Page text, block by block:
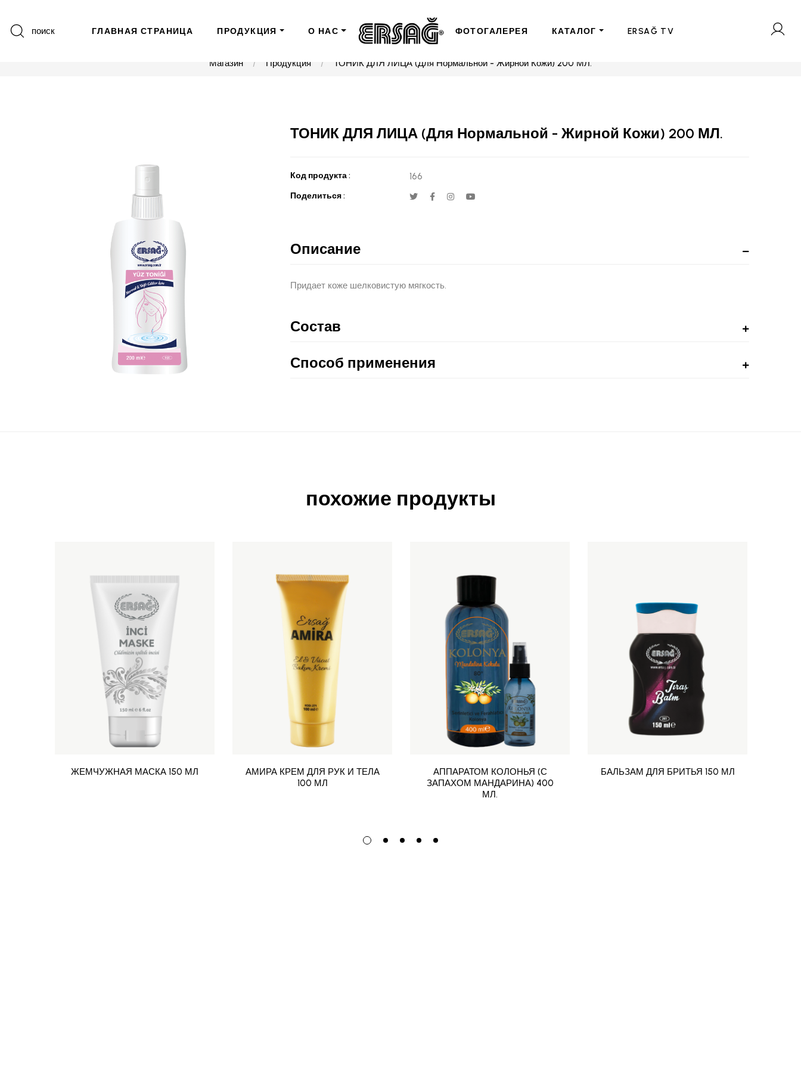
поиск ГЛАВНАЯ СТРАНИЦА ПРОДУКЦИЯ О НАС ФОТОГАЛЕРЕЯ КАТАЛОГ ERSAĞ TV
Магазин Продукция ТОНИК ДЛЯ ЛИЦА (Для Нормальной - Жирной Кожи) 200 МЛ.
ТОНИК ДЛЯ ЛИЦА (Для Нормальной - Жирной Кожи) 200 МЛ.
Код продукта : 166
Поделиться :
Описание
Придает коже шелковистую мягкость.
Состав
Способ применения
похожие продукты
ЖЕМЧУЖНАЯ МАСКА 150 МЛ
АМИРА КРЕМ ДЛЯ РУК И ТЕЛА
100 МЛ
АППАРАТОМ КОЛОНЬЯ (С
ЗАПАХОМ МАНДАРИНА) 400
МЛ.
БАЛЬЗАМ ДЛЯ БРИТЬЯ 150 МЛ